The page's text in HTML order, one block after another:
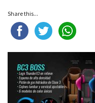
Share this...